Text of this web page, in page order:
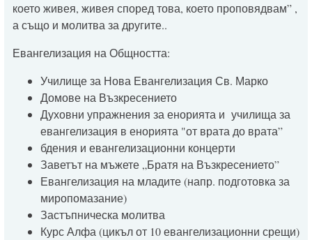
което живея, живея според това, което проповядвам” ,
а също и молитва за другите..
Евангелизация на Общността:
Училище за Нова Евангелизация Св. Марко
Домове на Възкресението
Духовни упражнения за енорията и училища за
евангелизация в енорията "от врата до врата”
бдения и евангелизационни концерти
Заветът на мъжете „Братя на Възкресението”
Евангелизация на младите (напр. подготовка за
миропомазание)
Застъпническа молитва
Курс Алфа (цикъл от 10 евангелизационни срещи)